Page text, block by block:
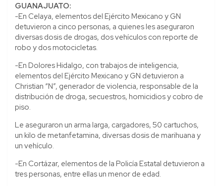
GUANAJUATO:
-En Celaya, elementos del Ejército Mexicano y GN
detuvieron a cinco personas, a quienes les aseguraron
diversas dosis de drogas, dos vehículos con reporte de
robo y dos motocicletas.
-En Dolores Hidalgo, con trabajos de inteligencia,
elementos del Ejército Mexicano y GN detuvieron a
Christian “N”, generador de violencia, responsable de la
distribución de droga, secuestros, homicidios y cobro de
piso.
Le aseguraron un arma larga, cargadores, 50 cartuchos,
un kilo de metanfetamina, diversas dosis de marihuana y
un vehículo.
-En Cortázar, elementos de la Policía Estatal detuvieron a
tres personas, entre ellas un menor de edad.